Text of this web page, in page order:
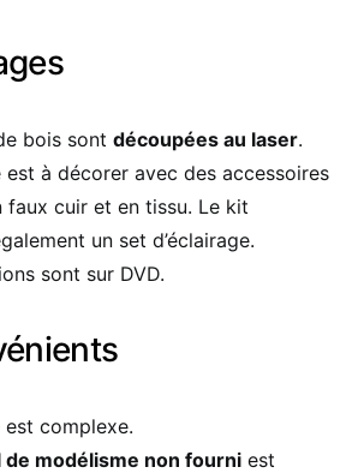
bois sont découpées au laser.
est à décorer avec des accessoires
faux cuir et en tissu. Le kit
un set d’éclairage.
sont sur DVD.
complexe.
de modélisme non fourni est